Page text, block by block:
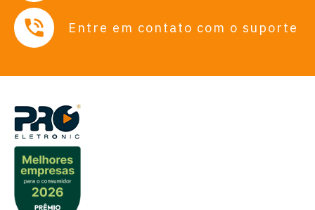
Entre em contato com o suporte